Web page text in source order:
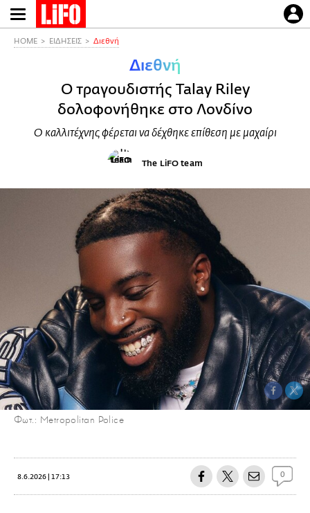
Παράκαμψη
προς
HOME ΕΙΔΗΣΕΙΣ Διεθνή
Διεθνή
Ο τραγουδιστής Talay Riley
δολοφονήθηκε στο Λονδίνο
Ο καλλιτέχνης φέρεται να δέχθηκε επίθεση με μαχαίρι
The LiFO team
Φωτ.: Metropolitan Police
8.6.2026 | 17:13 0